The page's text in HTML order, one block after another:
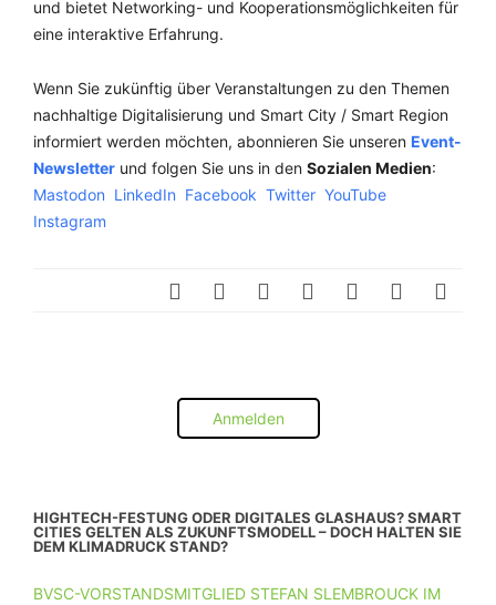
und bietet Networking- und Kooperationsmöglichkeiten für
eine interaktive Erfahrung.
Wenn Sie zukünftig über Veranstaltungen zu den Themen
nachhaltige Digitalisierung und Smart City / Smart Region
informiert werden möchten, abonnieren Sie unseren Event-
Newsletter und folgen Sie uns in den Sozialen Medien:
Mastodon LinkedIn Facebook Twitter YouTube
Instagram
Anmelden
HIGHTECH-FESTUNG ODER DIGITALES GLASHAUS? SMART
CITIES GELTEN ALS ZUKUNFTSMODELL – DOCH HALTEN SIE
DEM KLIMADRUCK STAND?
BVSC-VORSTANDSMITGLIED STEFAN SLEMBROUCK IM